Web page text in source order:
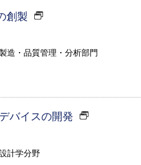
創製
造・品質管理・分析部門
バイスの開発
計学分野